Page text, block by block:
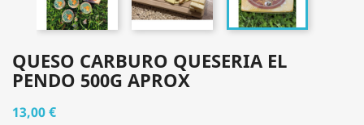
QUESO CARBURO QUESERIA EL
PENDO 500G APROX
13,00 €